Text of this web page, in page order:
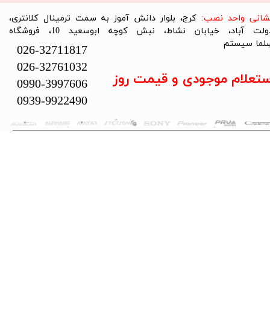
تمام حقوق این سایت متعلق به فروشگاه سلما سیستم می‌باشد.
واحد نصب: کرج، بلوار دانش آموز به سمت ترمینال کلانتری،
دولت آباد، خیابان نشاط، نبش کوچه ابوسعید 10، فروشگاه
سیستم​​​​​​​
026-32711817
026-32761032
0990-3997606
0939-9922490
موجودی و قیمت روز